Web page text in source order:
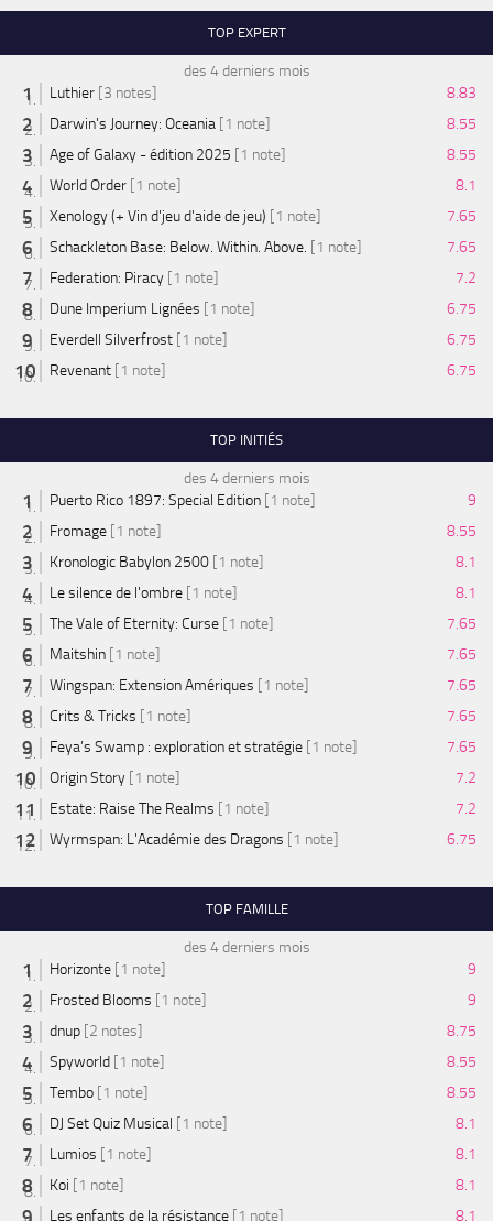
TOP EXPERT
des 4 derniers mois
Luthier [3 notes]
8.83
Darwin's Journey: Oceania [1 note]
8.55
Age of Galaxy - édition 2025 [1 note]
8.55
World Order [1 note]
8.1
Xenology (+ Vin d'jeu d'aide de jeu) [1 note]
7.65
Schackleton Base: Below. Within. Above. [1 note]
7.65
Federation: Piracy [1 note]
7.2
Dune Imperium Lignées [1 note]
6.75
Everdell Silverfrost [1 note]
6.75
Revenant [1 note] 6.75
TOP INITIÉS
des 4 derniers mois
Puerto Rico 1897: Special Edition [1 note]
9
Fromage [1 note]
8.55
Kronologic Babylon 2500 [1 note]
8.1
Le silence de l'ombre [1 note]
8.1
The Vale of Eternity: Curse [1 note]
7.65
Maitshin [1 note]
7.65
Wingspan: Extension Amériques [1 note]
7.65
Crits & Tricks [1 note]
7.65
Feya’s Swamp : exploration et stratégie [1 note]
7.65
Origin Story [1 note]
7.2
Estate: Raise The Realms [1 note]
7.2
Wyrmspan: L'Académie des Dragons [1 note] 6.75
TOP FAMILLE
des 4 derniers mois
Horizonte [1 note]
9
Frosted Blooms [1 note]
9
dnup [2 notes]
8.75
Spyworld [1 note]
8.55
Tembo [1 note]
8.55
DJ Set Quiz Musical [1 note]
8.1
Lumios [1 note]
8.1
Koi [1 note]
8.1
Les enfants de la résistance [1 note] 8.1